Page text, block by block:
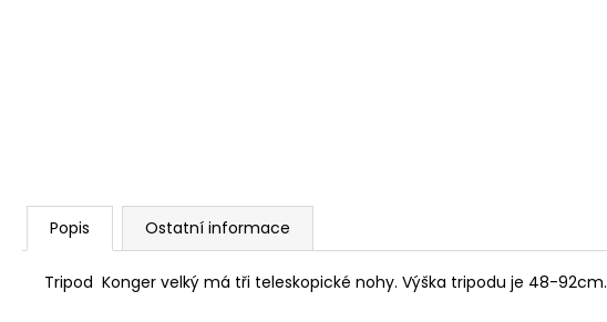
Popis Ostatní informace
Tripod Konger velký má tři teleskopické nohy. Výška tripodu je 48-92cm.
HLEDAT